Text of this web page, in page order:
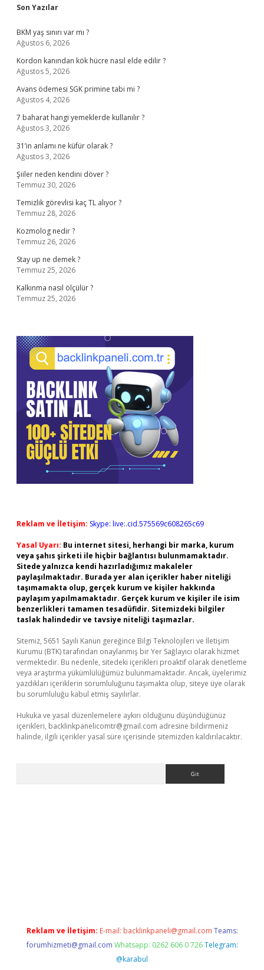
Sidebar
Son Yazılar
BKM yaş sınırı var mı ?
Ağustos 6, 2026
Kordon kanından kök hücre nasıl elde edilir ?
Ağustos 5, 2026
Avans ödemesi SGK primine tabi mi ?
Ağustos 4, 2026
7 baharat hangi yemeklerde kullanılır ?
Ağustos 3, 2026
31’in anlamı ne küfür olarak ?
Ağustos 3, 2026
Şiiler neden kendini döver ?
Temmuz 30, 2026
Temizlik görevlisi kaç TL alıyor ?
Temmuz 28, 2026
Kozmolog nedir ?
Temmuz 26, 2026
Stay up ne demek ?
Temmuz 25, 2026
Kalkınma nasıl ölçülür ?
Temmuz 25, 2026
Reklam ve İletişim: Skype: live:.cid.575569c608265c69
Yasal Uyarı: Bu internet sitesi, herhangi bir marka, kurum
veya şahıs şirketi ile hiçbir bağlantısı bulunmamaktadır.
Sitede yalnızca kendi hazırladığımız makaleler
paylaşılmaktadır. Burada yer alan içerikler haber niteliği
taşımamakta olup, gerçek kurum ve kişiler hakkında
paylaşım yapılmamaktadır. Gerçek kurum ve kişiler ile isim
benzerlikleri tamamen tesadüfidir. Sitemizdeki bilgiler
taslak halindedir ve tavsiye niteliği taşımazlar.
Sitemiz, 5651 Sayılı Kanun gereğince Bilgi Teknolojileri ve İletişim
Kurumu (BTK) tarafından onaylanmış bir Yer Sağlayıcı olarak hizmet
vermektedir. Bu nedenle, sitedeki içerikleri proaktif olarak denetleme
veya araştırma yükümlülüğümüz bulunmamaktadır. Ancak, üyelerimiz
yazdıkları içeriklerin sorumluluğunu taşımakta olup, siteye üye olarak
bu sorumluluğu kabul etmiş sayılırlar.
Hukuka ve yasal düzenlemelere aykırı olduğunu düşündüğünüz
içerikleri, backlinkpanelicomtr@gmail.com adresine bildirmeniz
halinde, ilgili içerikler yasal süre içerisinde sitemizden kaldırılacaktır.
Reklam ve İletişim: E-mail: backlinkpaneli@gmail.com Teams:
forumhizmeti@gmail.com Whatsapp: 0262 606 0 726 Telegram:
@karabul